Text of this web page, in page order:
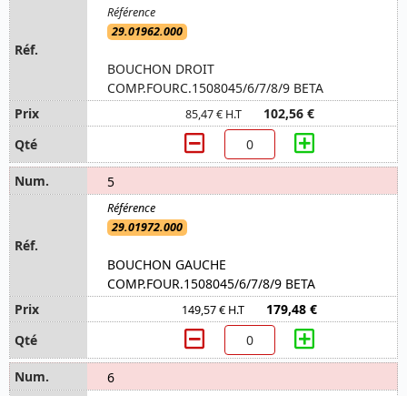
29.01962.000
BOUCHON DROIT
COMP.FOURC.1508045/6/7/8/9 BETA
85,47 € H.T 102,56 €
5
29.01972.000
BOUCHON GAUCHE
COMP.FOUR.1508045/6/7/8/9 BETA
149,57 € H.T 179,48 €
6